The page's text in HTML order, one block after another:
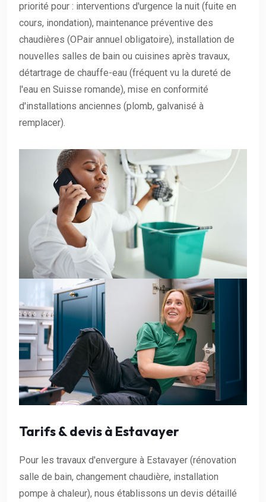
priorité pour : interventions d'urgence la nuit (fuite en
cours, inondation), maintenance préventive des
chaudières (OPair annuel obligatoire), installation de
nouvelles salles de bain ou cuisines après travaux,
détartrage de chauffe-eau (fréquent vu la dureté de
l'eau en Suisse romande), mise en conformité
d'installations anciennes (plomb, galvanisé à
remplacer).
Tarifs & devis à Estavayer
Pour les travaux d'envergure à Estavayer (rénovation
salle de bain, changement chaudière, installation
pompe à chaleur), nous établissons un devis détaillé